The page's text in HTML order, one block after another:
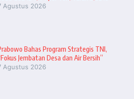
Agustus 2026
Bahas Program Strategis TNI,
Jembatan Desa dan Air Bersih”
Agustus 2026